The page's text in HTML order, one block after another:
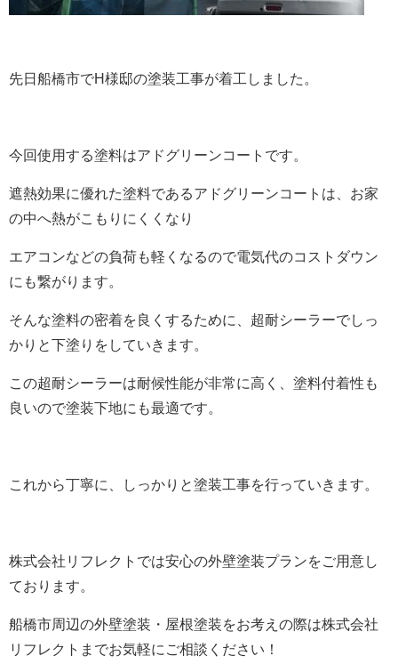
先日船橋市でH様邸の塗装工事が着工しました。
今回使用する塗料はアドグリーンコートです。
遮熱効果に優れた塗料であるアドグリーンコートは、お家
の中へ熱がこもりにくくなり
エアコンなどの負荷も軽くなるので電気代のコストダウン
にも繋がります。
そんな塗料の密着を良くするために、超耐シーラーでしっ
かりと下塗りをしていきます。
この超耐シーラーは耐候性能が非常に高く、塗料付着性も
良いので塗装下地にも最適です。
これから丁寧に、しっかりと塗装工事を行っていきます。
株式会社リフレクトでは安心の外壁塗装プランをご用意し
ております。
船橋市周辺の外壁塗装・屋根塗装をお考えの際は株式会社
リフレクトまでお気軽にご相談ください！